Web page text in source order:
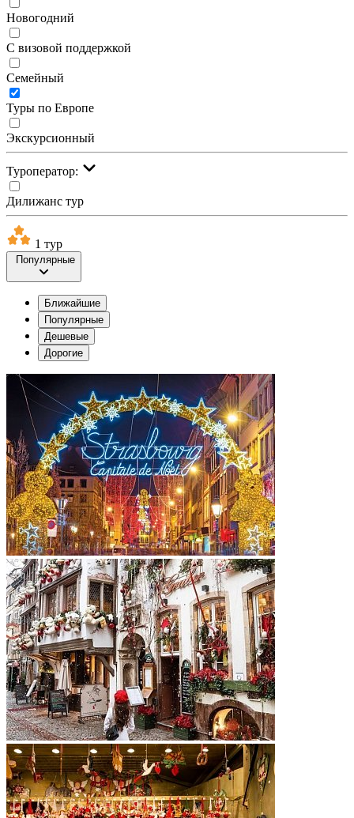
Новогодний
С визовой поддержкой
Семейный
Туры по Европе
Экскурсионный
Туроператор:
Дилижанс тур
1 тур
Популярные
Ближайшие
Популярные
Дешевые
Дорогие